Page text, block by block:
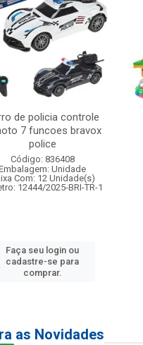
de policia controle
7 funcoes bravox
police
Código: 836408
Unidade
Com: 12 Unidade(s)
12444/2025-BRI-TR-1
Faça seu login ou
cadastre-se para
comprar.
as Novidades